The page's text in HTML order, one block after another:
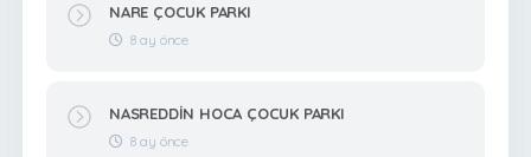
NARE ÇOCUK PARKI
8 ay önce
NASREDDİN HOCA ÇOCUK PARKI
8 ay önce